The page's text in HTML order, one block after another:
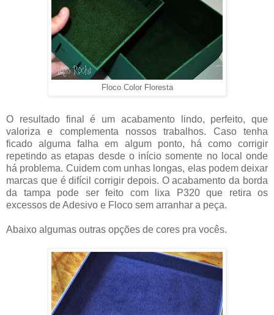
Floco Color Floresta
O resultado final é um acabamento lindo, perfeito, que
valoriza e complementa nossos trabalhos. Caso tenha
ficado alguma falha em algum ponto, há como corrigir
repetindo as etapas desde o início somente no local onde
há problema. Cuidem com unhas longas, elas podem deixar
marcas que é difícil corrigir depois. O acabamento da borda
da tampa pode ser feito com lixa P320 que retira os
excessos de Adesivo e Floco sem arranhar a peça.
Abaixo algumas outras opções de cores pra vocês.